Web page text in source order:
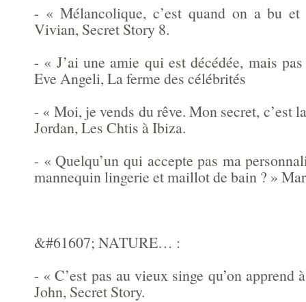
- « Mélancolique, c’est quand on a bu
Vivian, Secret Story 8.
- « J’ai une amie qui est décédée, mais
Eve Angeli, La ferme des célébrités
- « Moi, je vends du rêve. Mon secret, c’est
Jordan, Les Chtis à Ibiza.
- « Quelqu’un qui accepte pas ma
mannequin lingerie et maillot de bain ? »
&#61607; NATURE… :
- « C’est pas au vieux singe qu’on apprend
John, Secret Story.